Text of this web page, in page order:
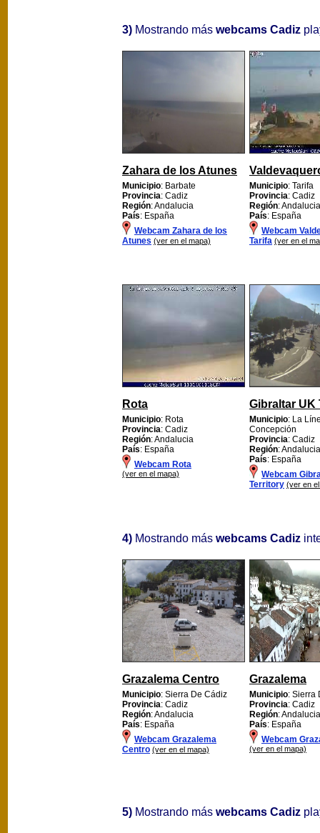
3) Mostrando más webcams Cadiz
Zahara de los Atunes
Municipio: Barbate
Provincia: Cadiz
Región: Andalucia
País: España
Webcam Zahara de los
Atunes (ver en el mapa)
Municipio: Tarifa
Provincia: Cadiz
Región: Andalucia
País: España
Webcam
Tarifa (ver en el
Rota
Municipio: Rota
Provincia: Cadiz
Región: Andalucia
País: España
Webcam Rota
(ver en el mapa)
Gibraltar UK
Municipio: La
Concepción
Provincia: Cadiz
Región: Andalucia
País: España
Webcam
Territory (ver en
4) Mostrando más webcams Cadiz
Grazalema Centro
Municipio: Sierra De Cádiz
Provincia: Cadiz
Región: Andalucia
País: España
Webcam Grazalema
Centro (ver en el mapa)
Grazalema
Municipio: Sierra
Provincia: Cadiz
Región: Andalucia
País: España
Webcam
(ver en el mapa)
5) Mostrando más webcams Cadiz